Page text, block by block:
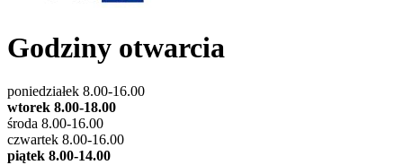
Godziny otwarcia
poniedziałek 8.00-16.00
wtorek 8.00-18.00
środa 8.00-16.00
czwartek 8.00-16.00
piątek 8.00-14.00